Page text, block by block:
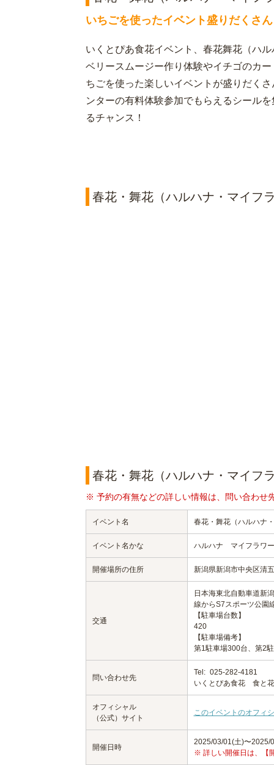
いちごを使ったイベント盛りだくさん
いくとぴあ食花イベント、春花舞花（ハ
ベリースムージー作り体験やイチゴのカ
ちごを使った楽しいイベントが盛りだく
ンターの有料体験参加でもらえるシール
るチャンス！
春花・舞花（ハルハナ・マイフ
春花・舞花（ハルハナ・マイフ
※ 予約の有無などの詳しい情報は、問い合わせ
イベント名 春花・舞花（ハルハナ
イベント名かな ハルハナ マイフラワー
開催場所の住所 新潟県新潟市中央区清
交通
日本海東北自動車道新
線からS7スポーツ公園
【駐車場台数】
420
【駐車場備考】
第1駐車場300台、第2
問い合わせ先
Tel: 025-282-4181
いくとぴあ食花 食と花
オフィシャル
（公式）サイト
このイベントのオフィ
開催日時
2025/03/01(土)〜2025/
※ 詳しい開催日は、【